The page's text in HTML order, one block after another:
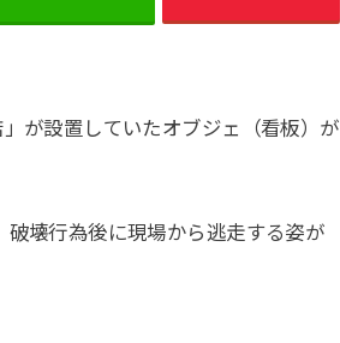
が設置していたオブジェ（看板）が
壊行為後に現場から逃走する姿が